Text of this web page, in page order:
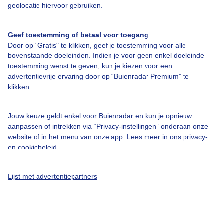
geolocatie hiervoor gebruiken.
Geef toestemming of betaal voor toegang
Door op "Gratis" te klikken, geef je toestemming voor alle
bovenstaande doeleinden. Indien je voor geen enkel doeleinde
toestemming wenst te geven, kun je kiezen voor een
advertentievrije ervaring door op “Buienradar Premium” te
klikken.
Jouw keuze geldt enkel voor Buienradar en kun je opnieuw
aanpassen of intrekken via “Privacy-instellingen” onderaan onze
website of in het menu van onze app. Lees meer in ons privacy-
en cookiebeleid
Lijst met advertentiepartners
Over Buienradar
Bedrijfsgegevens
Toegankelijkheid
Buienradar Team